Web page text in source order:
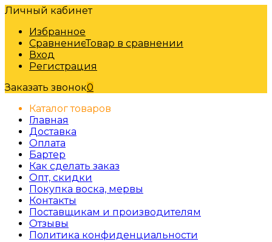
Личный кабинет
Избранное
СравнениеТовар в сравнении
Вход
Регистрация
Заказать звонок0
Каталог товаров
Главная
Доставка
Оплата
Бартер
Как сделать заказ
Опт, скидки
Покупка воска, мервы
Контакты
Поставщикам и производителям
Отзывы
Политика конфиденциальности